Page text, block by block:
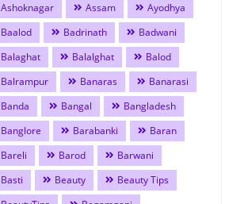
Ashoknagar
Assam
Ayodhya
Baalod
Badrinath
Badwani
Balaghat
Balalghat
Balod
Balrampur
Banaras
Banarasi
Banda
Bangal
Bangladesh
Banglore
Barabanki
Baran
Bareli
Barod
Barwani
Basti
Beauty
Beauty Tips